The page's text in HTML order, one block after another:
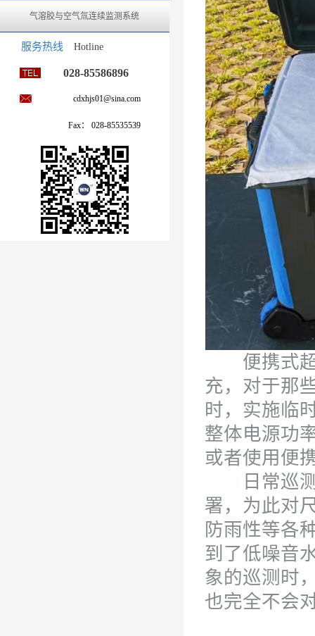
气溶胶与空气氚连续监测系统
服务热线 Hotline
028-85586896
cdxhjs01@sina.com
Fax： 028-85535539
便携式超
充，对于那
时，实施临
整体电源功
或者使用便
日常巡测
署，为此对
防雨性等各
到了低噪音
象的巡测时
也完全不会